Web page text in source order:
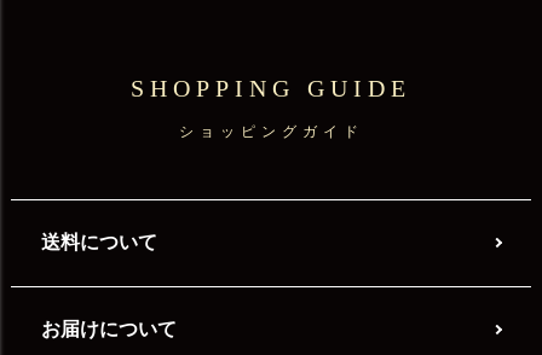
SHOPPING GUIDE
ショッピングガイド
送料について
お届けについて